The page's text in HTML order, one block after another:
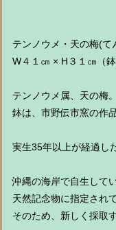
テンノウメ・天の梅(て
W４１㎝ × H３１㎝（鉢
テンノウメ属、天の梅。
鉢は、市野伝市窯の作品
実生35年以上が経過し
沖縄の海岸で自生して
天然記念物に指定され
そのため、新しく採取